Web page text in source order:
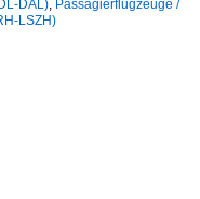
DAL), Passagierflugzeuge /
LSZH)